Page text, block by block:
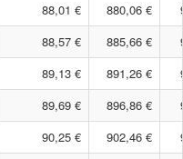
88,01 € 880,06 €
88,57 € 885,66 €
89,13 € 891,26 €
89,69 € 896,86 €
90,25 € 902,46 €